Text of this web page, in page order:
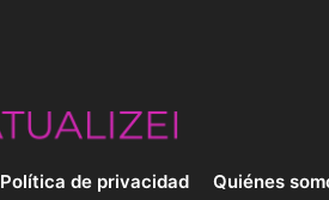
Política de privacidad Quiénes